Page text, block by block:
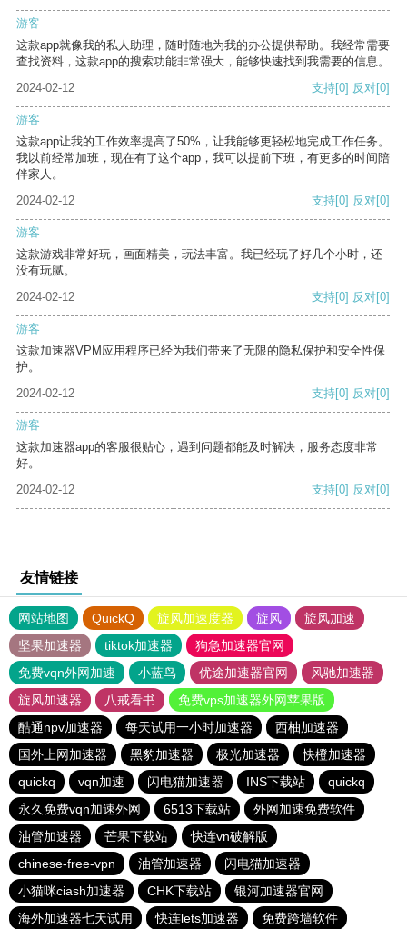
游客
这款app就像我的私人助理，随时随地为我的办公提供帮助。我经常需要
查找资料，这款app的搜索功能非常强大，能够快速找到我需要的信息。
2024-02-12
支持[0] 反对[0]
游客
这款app让我的工作效率提高了50%，让我能够更轻松地完成工作任务。
我以前经常加班，现在有了这个app，我可以提前下班，有更多的时间陪
伴家人。
2024-02-12
支持[0] 反对[0]
游客
这款游戏非常好玩，画面精美，玩法丰富。我已经玩了好几个小时，还
没有玩腻。
2024-02-12
支持[0] 反对[0]
游客
这款加速器VPM应用程序已经为我们带来了无限的隐私保护和安全性保
护。
2024-02-12
支持[0] 反对[0]
游客
这款加速器app的客服很贴心，遇到问题都能及时解决，服务态度非常
好。
2024-02-12
支持[0] 反对[0]
友情链接
网站地图 QuickQ 旋风加速度器 旋风
旋风加速
坚果加速器
tiktok加速器
狗急加速器官网
免费vqn外网加速
小蓝鸟 优途加速器官网
风驰加速器
旋风加速器
八戒看书
免费vps加速器外网苹果版
酷通npv加速器
每天试用一小时加速器
西柚加速器
国外上网加速器
黑豹加速器 极光加速器
快橙加速器
quickq
vqn加速 闪电猫加速器 INS下载站
quickq
永久免费vqn加速外网
6513下载站
外网加速免费软件
油管加速器
芒果下载站
快连vn破解版
chinese-free-vpn
油管加速器
闪电猫加速器
小猫咪ciash加速器
CHK下载站
银河加速器官网
海外加速器七天试用
快连lets加速器 免费跨墙软件